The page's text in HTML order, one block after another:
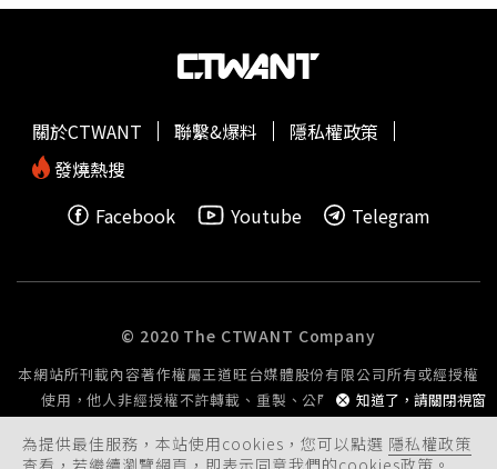
被照顧的「皇帝」，以樂觀態度面對治療。向來以疼愛妻女
擔。（圖／報系資料照）沈玉琳2010年與小17歲的妻子芽
芽結婚，婚後育有一女，向來以疼愛妻女聞名的他，多年來
曾喪氣地安慰老婆，人總會被遺忘，但妻子堅定要求他：
「你要陪女兒國中、高中畢業，要親手牽著她的手嫁人。」
讓你多活幾年，我是要治癒你！」更讓他當場淚崩，重新燃
來的另一半還會住他的房子、花他的錢。這句話意外成為他
求生的力量，「為了這口氣，我不讓我老婆改嫁，我要活下
來」。下月25日沈玉琳將與主持搭檔：潘若迪、馬力歐，一
起演出90分鐘脫口秀《三個不老擊敗之人生跑馬燈 LIVE
SHOW》。（圖／寬宏藝術提供）據了解，沈玉琳復工後工
作量相當驚人。除了主持新節目《人生無限好公司》外，明
為提供最佳服務，本站使用cookies，您可以點選 隱私權政策
查看，若繼續瀏覽網頁，即表示同意我們的cookies政策。
知道了，請關閉視窗
關於CTWANT 聯繫&爆料
隱私權政策
發燒熱搜
Facebook
Youtube Telegram
© 2020 The CTWANT Company
本網站所刊載內容著作權屬王道旺台媒體股份有限公司所有或經授權
使用，他人非經授權不許轉載、重製、公開播送或公開傳輸。